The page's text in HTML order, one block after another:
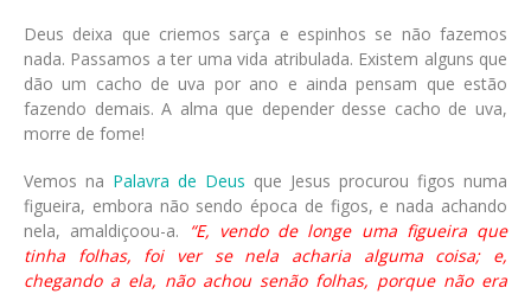
Deus deixa que criemos sarça e espinhos se não fazemos
nada. Passamos a ter uma vida atribulada. Existem alguns que
dão um cacho de uva por ano e ainda pensam que estão
fazendo demais. A alma que depender desse cacho de uva,
morre de fome!
Vemos na Palavra de Deus que Jesus procurou figos numa
figueira, embora não sendo época de figos, e nada achando
nela, amaldiçoou-a.
“E, vendo de longe uma figueira que
tinha folhas, foi ver se nela acharia alguma coisa; e,
chegando a ela, não achou senão folhas, porque não era